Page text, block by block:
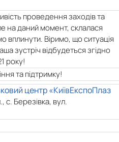
проведення заходів та
на даний момент, склалася
вплинути. Віримо, що ситуація
зустріч відбудеться згідно
року!
та підтримку!
центр «КиївЕкспоПлаз
с. Березівка, вул.